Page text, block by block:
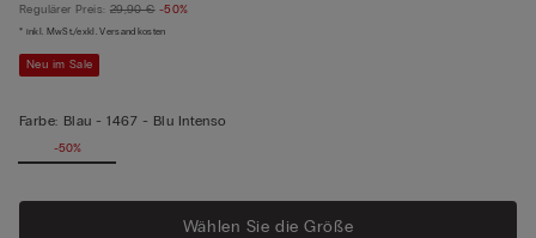
Regulärer Preis: 29,90 € -50%
* inkl. MwSt./exkl. Versandkosten
Neu im Sale
Farbe: Blau -1467 - Blu Intenso
-50%
Wählen Sie die Größe